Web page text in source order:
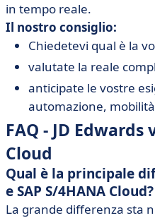
in tempo reale.
Il nostro consiglio:
Chiedetevi qual è la
valutate la reale
anticipate le vostre
automazione,
FAQ - JD Edwards
Cloud
Qual è la principale
e SAP S/4HANA Cloud?
La grande differenza sta